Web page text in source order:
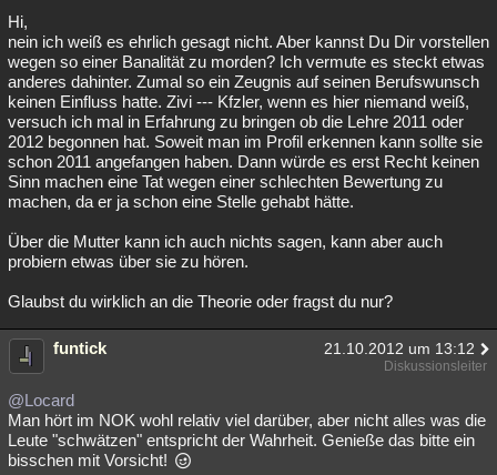
Hi,
nein ich weiß es ehrlich gesagt nicht. Aber kannst Du Dir vorstellen
wegen so einer Banalität zu morden? Ich vermute es steckt etwas
anderes dahinter. Zumal so ein Zeugnis auf seinen Berufswunsch
keinen Einfluss hatte. Zivi --- Kfzler, wenn es hier niemand weiß,
versuch ich mal in Erfahrung zu bringen ob die Lehre 2011 oder
2012 begonnen hat. Soweit man im Profil erkennen kann sollte sie
schon 2011 angefangen haben. Dann würde es erst Recht keinen
Sinn machen eine Tat wegen einer schlechten Bewertung zu
machen, da er ja schon eine Stelle gehabt hätte.
Über die Mutter kann ich auch nichts sagen, kann aber auch
probiern etwas über sie zu hören.
Glaubst du wirklich an die Theorie oder fragst du nur?
funtick 21.10.2012 um 13:12
Diskussionsleiter
@Locard
Man hört im NOK wohl relativ viel darüber, aber nicht alles was die
Leute "schwätzen" entspricht der Wahrheit. Genieße das bitte ein
bisschen mit Vorsicht!